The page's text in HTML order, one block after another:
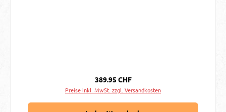
Regulärer Preis:
389.95 CHF
Preise inkl. MwSt. zzgl. Versandkosten